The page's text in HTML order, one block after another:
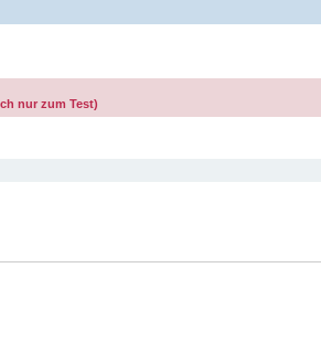
nur zum Test)